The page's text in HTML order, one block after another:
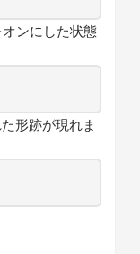
ンにした状態
形跡が現れま